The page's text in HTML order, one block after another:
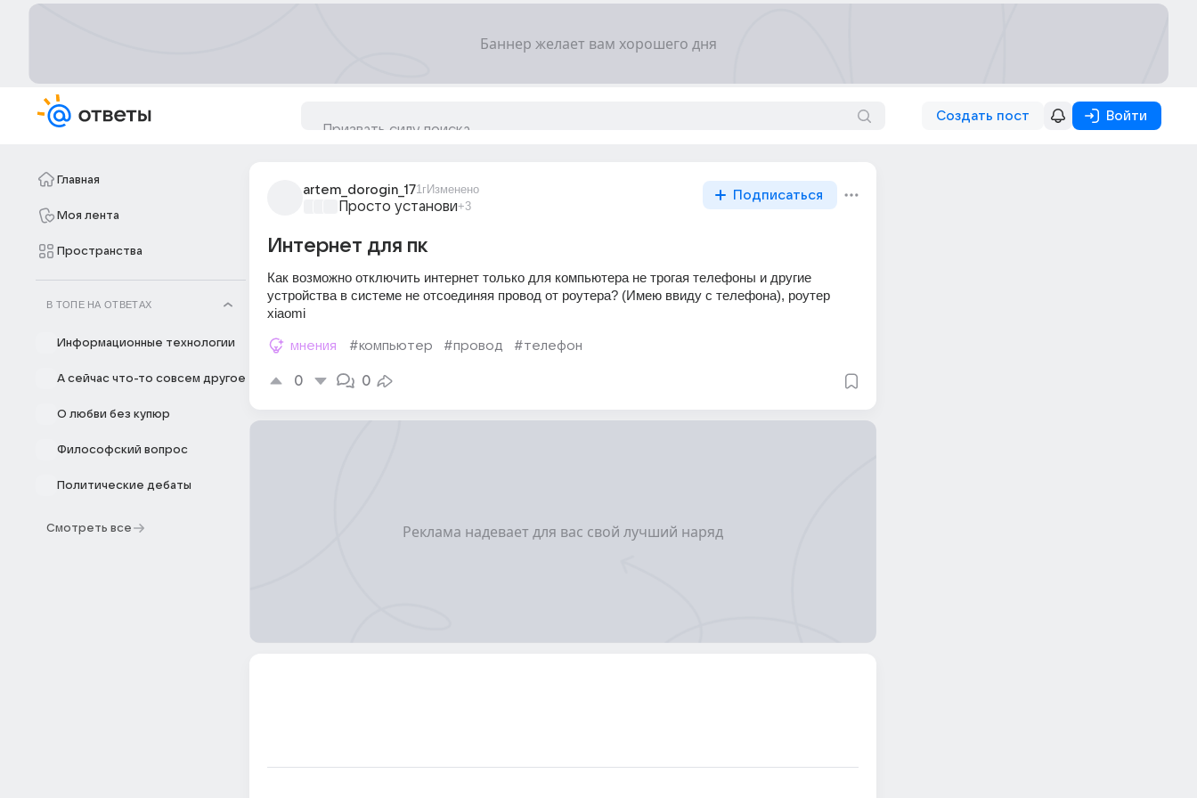
Создать пост Войти
Главная
Моя лента
Пространства
В ТОПЕ НА ОТВЕТАХ
Информационные технологии
А сейчас что-то совсем другое
О любви без купюр
Философский вопрос
Политические дебаты
Смотреть все
artem_dorogin_171гИзменено
Просто установи+3
Подписаться
Интернет для пк
Как возможно отключить интернет только для компьютера не трогая телефоны и другие
устройства в системе не отсоединяя провод от роутера? (Имею ввиду с телефона), роутер
xiaomi
мнения #компьютер #провод #телефон
0 0